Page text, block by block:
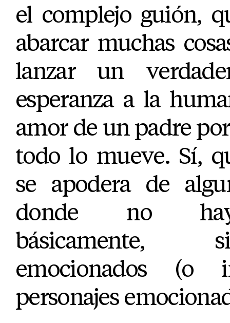
el complejo guión,
abarcar muchas
lanzar un
esperanza a la
amor de un padre
todo lo mueve. Sí,
se apodera de
donde no hay
básicamente,
emocionados (o
personajes